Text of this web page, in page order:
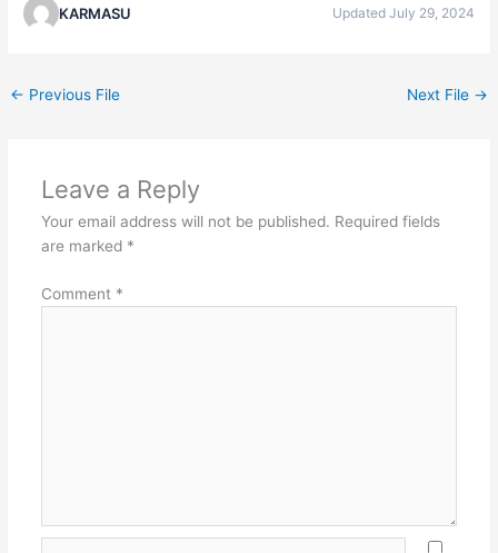
KARMASU Updated July 29, 2024
← Previous File Next File →
Leave a Reply
Your email address will not be published. Required fields
are marked *
Comment *